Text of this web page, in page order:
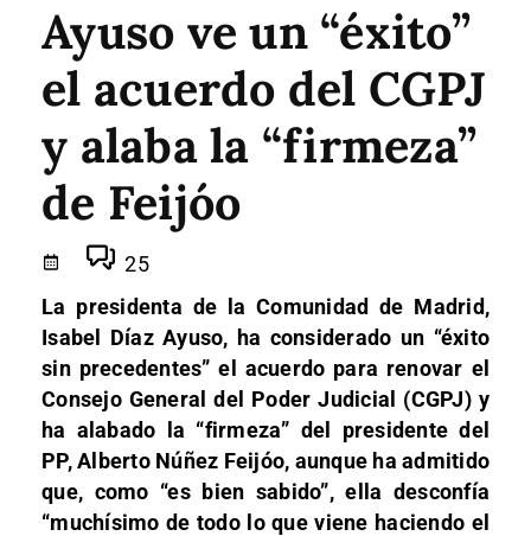
Ayuso ve un “éxito”
el acuerdo del CGPJ
y alaba la “firmeza”
de Feijóo
25
La presidenta de la Comunidad de Madrid,
Isabel Díaz Ayuso, ha considerado un “éxito
sin precedentes” el acuerdo para renovar el
Consejo General del Poder Judicial (CGPJ) y
ha alabado la “firmeza” del presidente del
PP, Alberto Núñez Feijóo, aunque ha admitido
que, como “es bien sabido”, ella desconfía
“muchísimo de todo lo que viene haciendo el